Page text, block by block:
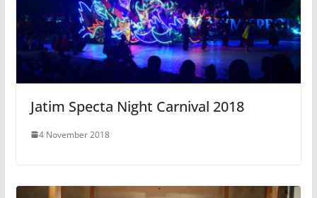
Jatim Specta Night Carnival 2018
4 November 2018